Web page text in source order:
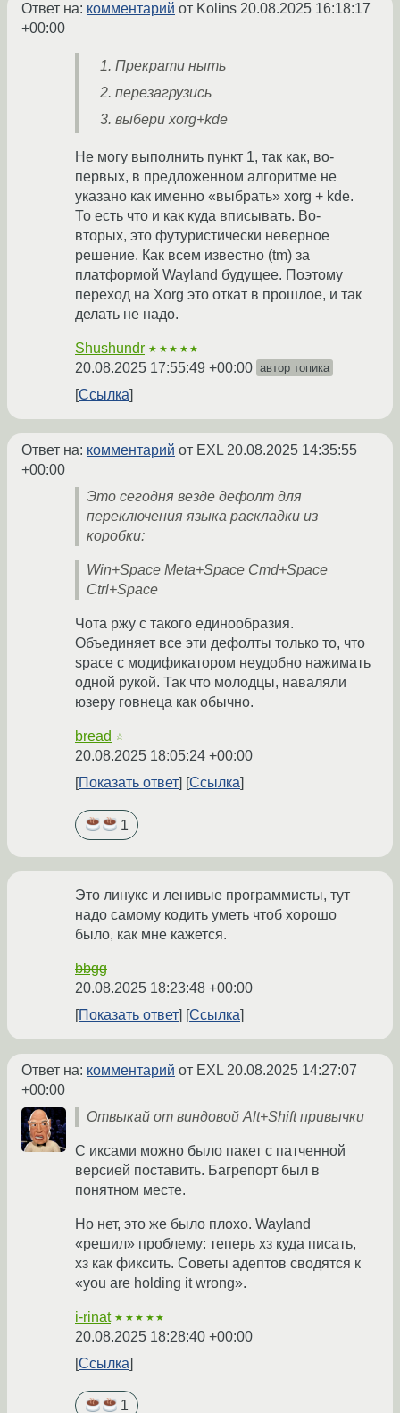
Ответ на: комментарий от Kolins 20.08.2025 16:18:17
+00:00
Прекрати ныть
перезагрузись
выбери xorg+kde
Не могу выполнить пункт 1, так как, во-
первых, в предложенном алгоритме не
указано как именно «выбрать» xorg + kde.
То есть что и как куда вписывать. Во-
вторых, это футуристически неверное
решение. Как всем известно (tm) за
платформой Wayland будущее. Поэтому
переход на Xorg это откат в прошлое, и так
делать не надо.
Shushundr ★★★★★
20.08.2025 17:55:49 +00:00 автор топика
Ссылка
Ответ на: комментарий от EXL 20.08.2025 14:35:55
+00:00
Это сегодня везде дефолт для
переключения языка раскладки из
коробки:
Win+Space Meta+Space Cmd+Space
Ctrl+Space
Чота ржу с такого единообразия.
Объединяет все эти дефолты только то, что
space с модификатором неудобно нажимать
одной рукой. Так что молодцы, наваляли
юзеру говнеца как обычно.
bread ☆
20.08.2025 18:05:24 +00:00
Показать ответ
Ссылка
1
Это линукс и ленивые программисты, тут
надо самому кодить уметь чтоб хорошо
было, как мне кажется.
bbgg
20.08.2025 18:23:48 +00:00
Показать ответ
Ссылка
Ответ на: комментарий от EXL 20.08.2025 14:27:07
+00:00
Отвыкай от виндовой Alt+Shift привычки
С иксами можно было пакет с патченной
версией поставить. Багрепорт был в
понятном месте.
Но нет, это же было плохо. Wayland
«решил» проблему: теперь хз куда писать,
хз как фиксить. Советы адептов сводятся к
«you are holding it wrong».
i-rinat ★★★★★
20.08.2025 18:28:40 +00:00
Ссылка
1